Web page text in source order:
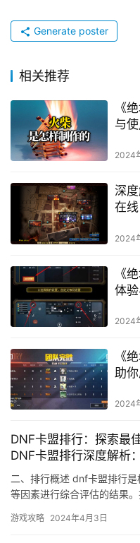
Generate poster
相关推荐
《
与
2024
深
在
2024
《
体
2024
《
助
2024
DNF卡盟排行：探索最
DNF卡盟排行深度解析
易网站
二、排行概述 dnf卡盟排行
等因素进行综合评估的结果
游戏攻略 2024年4月3日